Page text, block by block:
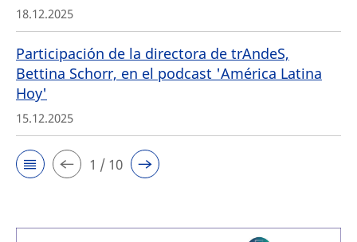
18.12.2025
Participación de la directora de trAndeS,
Bettina Schorr, en el podcast 'América Latina
Hoy'
15.12.2025
1 / 10